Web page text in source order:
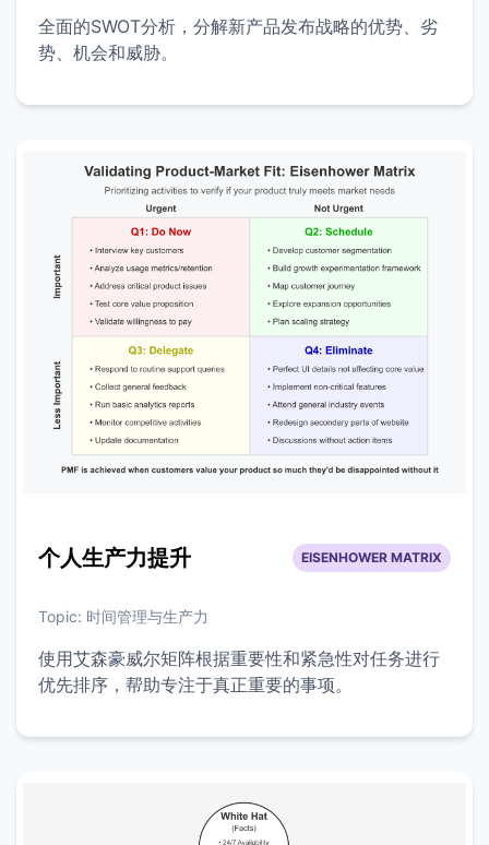
全面的SWOT分析，分解新产品发布战略的优势、劣
势、机会和威胁。
个人生产力提升 EISENHOWER MATRIX
Topic: 时间管理与生产力
使用艾森豪威尔矩阵根据重要性和紧急性对任务进行
优先排序，帮助专注于真正重要的事项。